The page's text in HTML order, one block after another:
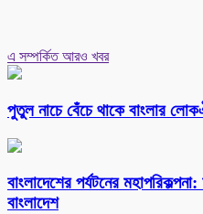
এ সম্পর্কিত আরও খবর
পুতুল নাচে বেঁচে থাকে বাংলার
বাংলাদেশের পর্যটনের
বাংলাদেশ